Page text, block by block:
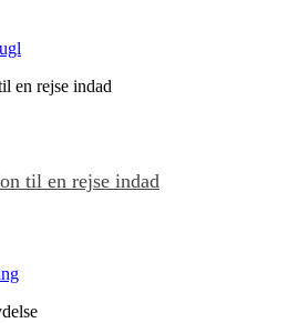
en rejse indad
til en rejse indad